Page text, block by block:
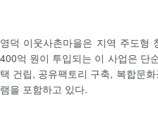
영덕 이웃사촌마을은 지역 주도형
400억 원이 투입되는 이 사업은 단
택 건립, 공유팩토리 구축, 복합문
램을 포함하고 있다.